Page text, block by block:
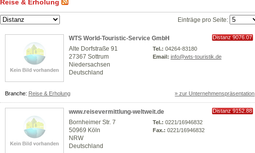
Reise & Erholung
Einträge pro Seite:
WTS World-Touristic-Service GmbH
Distanz 9076.07
Alte Dorfstraße 91
27367 Sottrum
Niedersachsen
Deutschland
Tel.: 04264-83180
Email: info@wts-touristik.de
Branche: Reise & Erholung » zur Unternehmenspräsentation
www.reisevermittlung-weltweit.de
Distanz 9152.88
Bornheimer Str. 7
50969 Köln
NRW
Deutschland
Tel.: 0221/16946832
Fax.: 0221/16946832